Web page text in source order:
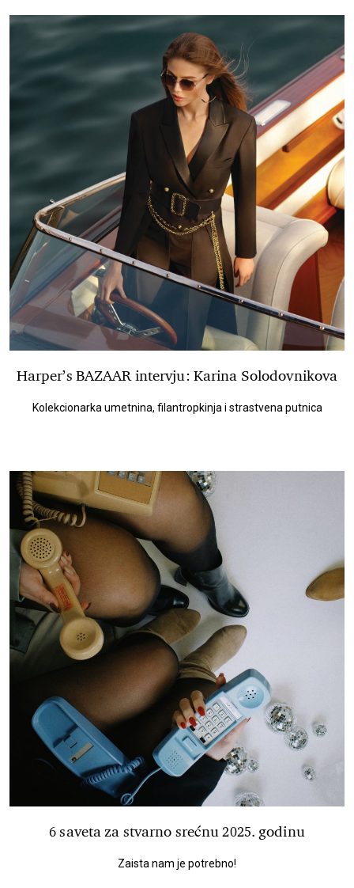
Harper’s BAZAAR intervju: Karina Solodovnikova
Kolekcionarka umetnina, filantropkinja i strastvena putnica
6 saveta za stvarno srećnu 2025. godinu
Zaista nam je potrebno!